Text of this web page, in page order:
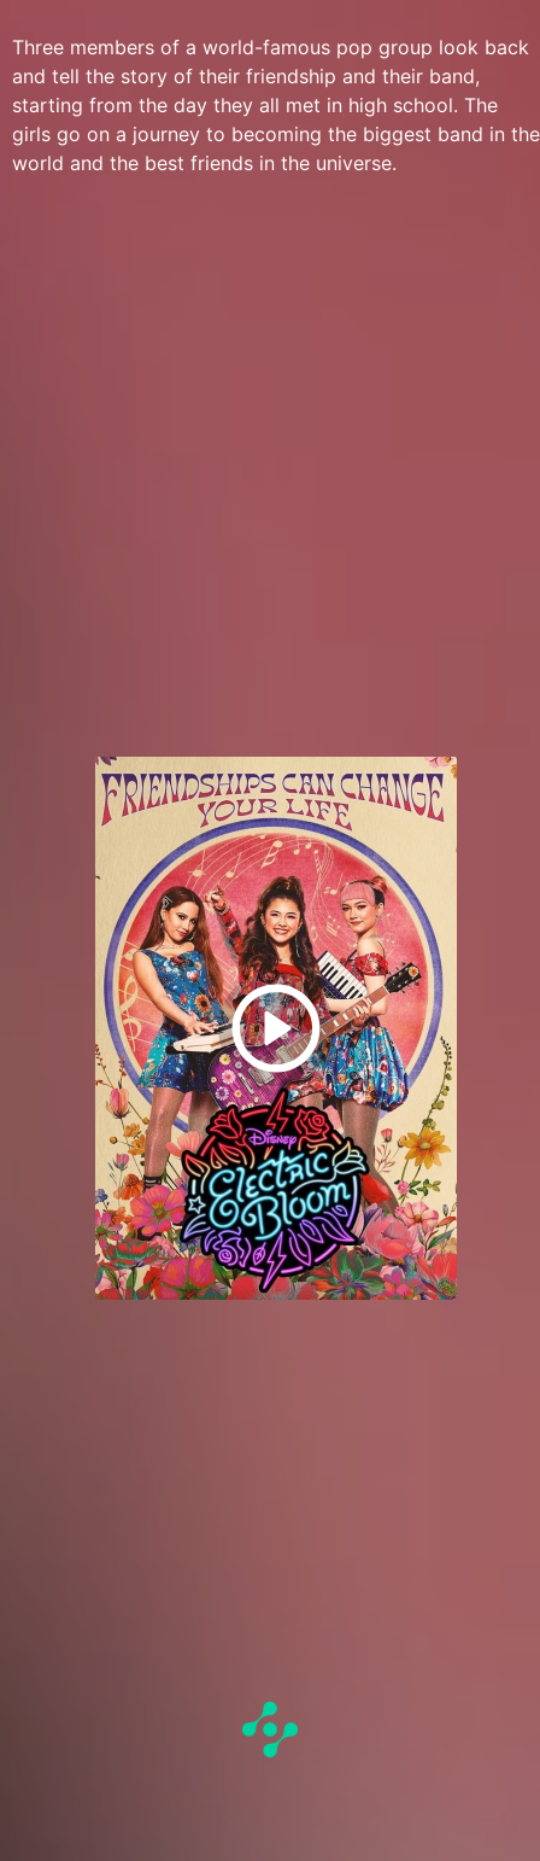
Three members of a world-famous pop group look back
and tell the story of their friendship and their band,
starting from the day they all met in high school. The
girls go on a journey to becoming the biggest band in the
world and the best friends in the universe.